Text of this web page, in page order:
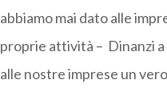
abbiamo mai dato alle
proprie attività – Dinanzi a
alle nostre imprese un